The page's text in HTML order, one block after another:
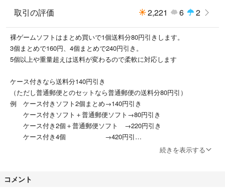
取引の評価 2,221 6 2
裸ゲームソフトはまとめ買いで1個送料分80円引きします。
3個まとめで160円、4個まとめで240円引き。
5個以上や重量超えは送料が変わるので柔軟に対応します
ケース付きなら送料分140円引き
（ただし普通郵便とのセットなら普通郵便の送料分80円引）
例 ケース付きソフト2個まとめ→140円引き
ケース付きソフト＋普通郵便ソフト→80円引き
ケース付き2個＋普通郵便ソフト →220円引き
ケース付き4個 →420円引
ケース付きのみは5個以上だと送料変わりますので要相談（psp、switch
りますがこちらの自己紹介のほうの値段優先でよろしくお願いいたしま
続きを表示する
コメント